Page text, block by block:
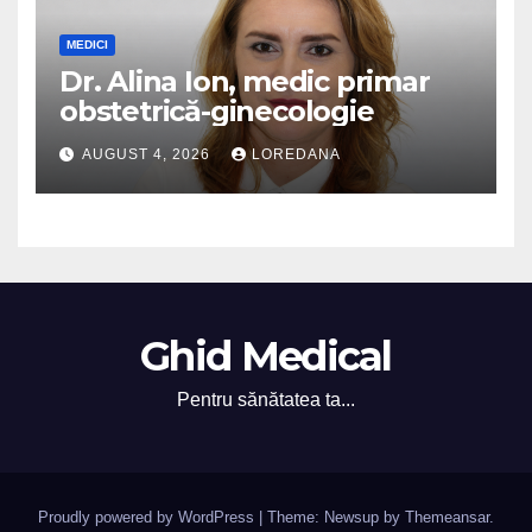
MEDICI
Dr. Alina Ion, medic primar
obstetrică-ginecologie
AUGUST 4, 2026 LOREDANA
Ghid Medical
Pentru sănătatea ta...
Proudly powered by WordPress Theme: Newsup by Themeansar.